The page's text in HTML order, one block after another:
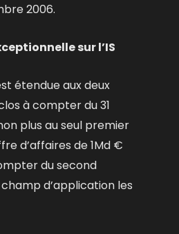
2006.
sur l’IS
étendue aux deux
à compter du 31
plus au seul premier
d’affaires de 1Md €
du second
d’application les